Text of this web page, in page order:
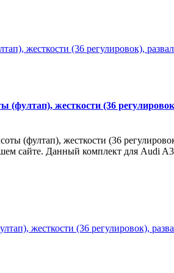
жесткости (36
(фултап), жесткости (36
сайте. Данный комплект для Audi